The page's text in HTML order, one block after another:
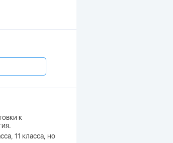
к
11 класса, но